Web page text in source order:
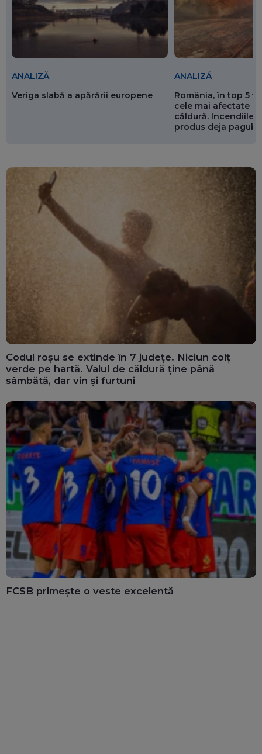
ANALIZĂ
Veriga slabă a apărării europene
ANALIZĂ
România, în top 5
cele mai afectate
căldură. Incendiile
produs deja
Codul roșu se extinde în 7 județe. Niciun colț
verde pe hartă. Valul de căldură ține până
sâmbătă, dar vin și furtuni
FCSB primește o veste excelentă